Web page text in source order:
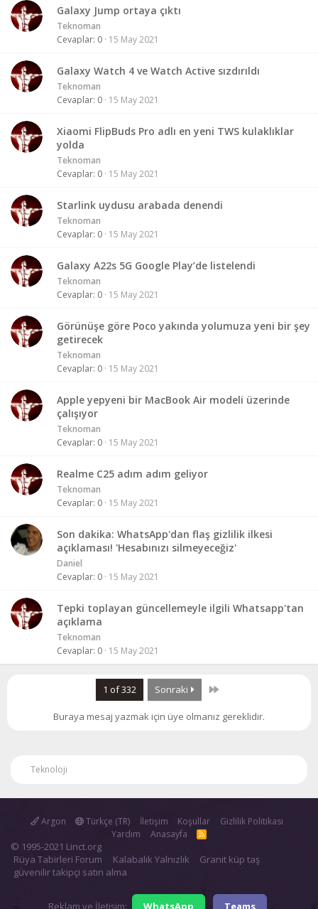
Galaxy Jump ortaya çıktı
Teknoman
Cevaplar 0 15 May 2021
Galaxy Watch 4 ve Watch Active sızdırıldı
Teknoman
Cevaplar 0 15 May 2021
Xiaomi FlipBuds Pro adlı en yeni TWS kulaklıklar
yolda
Teknoman
Cevaplar 0 15 May 2021
Starlink uydusu arabada denendi
Teknoman
Cevaplar 0 15 May 2021
Galaxy A22s 5G Google Play’de listelendi
Teknoman
Cevaplar 0 15 May 2021
Görünüşe göre Poco yakında yolumuza yeni bir şey
getirecek
Teknoman
Cevaplar 0 15 May 2021
Apple yepyeni bir MacBook Air modeli üzerinde
çalışıyor
Teknoman
Cevaplar 0 15 May 2021
Realme C25 adım adım geliyor
Teknoman
Cevaplar 0 15 May 2021
Son dakika: WhatsApp'dan flaş gizlilik ilkesi
açıklaması! 'Hesabınızı silmeyeceğiz'
Daniel
Cevaplar 0 15 May 2021
Tepki toplayan güncellemeyle ilgili Whatsapp'tan
açıklama
Teknoman
Cevaplar 0 15 May 2021
1 of 332 Sonraki Last
Buraya mesaj yazmak için üye olmanız gereklidir.
Teknoloji
Argon Türkçe (TR) İletişim Koşullar
Gizlilik Politikası
Yardım
Anasayfa
R
S
© 1995-2021 Linct.org
Rüya Tabirleri Forum
Kalabalık Yalnızlık
Granit küp taş
güvenilir takipçi satın alma
Reklam ve İletişim: WhatsApp Teams